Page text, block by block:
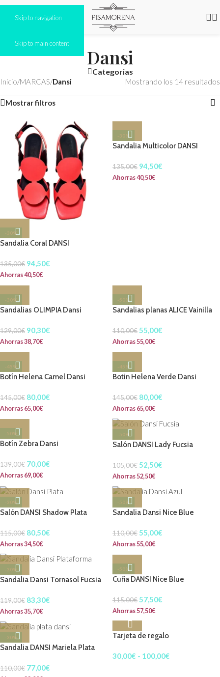
Skip to navigation
Skip to main content
Dansi
Categorias
Inicio/MARCAS/Dansi Mostrando los 14 resultados
Mostrar filtros
-30%
Sandalia Coral DANSI
135,00€ 94,50€
Ahorras40,50€
-30%
Sandalia Multicolor DANSI
135,00€ 94,50€
Ahorras40,50€
-30%
Sandalias OLIMPIA Dansi
129,00€ 90,30€
Ahorras38,70€
-50%
Sandalias planas ALICE Vainilla
110,00€ 55,00€
Ahorras55,00€
-45%
Botín Helena Camel Dansi
145,00€ 80,00€
Ahorras65,00€
-45%
Botín Helena Verde Dansi
145,00€ 80,00€
Ahorras65,00€
-50%
Botín Zebra Dansi
139,00€ 70,00€
Ahorras69,00€
-50%
Salón DANSI Lady Fucsia
105,00€ 52,50€
Ahorras52,50€
-30%
Salón DANSI Shadow Plata
115,00€ 80,50€
Ahorras34,50€
-50%
Sandalia Dansi Nice Blue
110,00€ 55,00€
Ahorras55,00€
-30%
Sandalia Dansi Tornasol Fucsia
119,00€ 83,30€
Ahorras35,70€
-50%
Cuña DANSI Nice Blue
115,00€ 57,50€
Ahorras57,50€
-30%
Sandalia DANSI Mariela Plata
110,00€ 77,00€
Tarjeta de regalo
30,00€ - 100,00€